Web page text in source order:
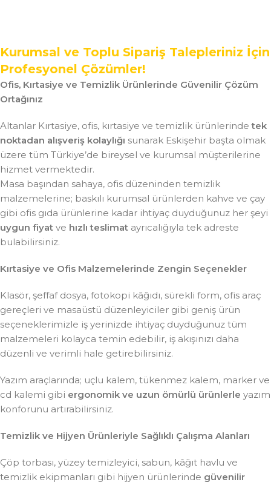
Kurumsal ve Toplu Sipariş Talepleriniz İçin
Profesyonel Çözümler!
Ofis, Kırtasiye ve Temizlik Ürünlerinde Güvenilir Çözüm
Ortağınız
Altanlar Kırtasiye, ofis, kırtasiye ve temizlik ürünlerindetek
noktadan alışveriş kolaylığı sunarak Eskişehir başta olmak
üzere tüm Türkiye’de bireysel ve kurumsal müşterilerine
hizmet vermektedir.
Masa başından sahaya, ofis düzeninden temizlik
malzemelerine; baskılı kurumsal ürünlerden kahve ve çay
gibi ofis gıda ürünlerine kadar ihtiyaç duyduğunuz her şeyi
uygun fiyat ve hızlı teslimat ayrıcalığıyla tek adreste
bulabilirsiniz.
Kırtasiye ve Ofis Malzemelerinde Zengin Seçenekler
Klasör, şeffaf dosya, fotokopi kâğıdı, sürekli form, ofis araç
gereçleri ve masaüstü düzenleyiciler gibi geniş ürün
seçeneklerimizle iş yerinizde ihtiyaç duyduğunuz tüm
malzemeleri kolayca temin edebilir, iş akışınızı daha
düzenli ve verimli hale getirebilirsiniz.
Yazım araçlarında; uçlu kalem, tükenmez kalem, marker ve
cd kalemi gibi ergonomik ve uzun ömürlü ürünlerle yazım
konforunu artırabilirsiniz.
Temizlik ve Hijyen Ürünleriyle Sağlıklı Çalışma Alanları
Çöp torbası, yüzey temizleyici, sabun, kâğıt havlu ve
temizlik ekipmanları gibi hijyen ürünlerinde güvenilir